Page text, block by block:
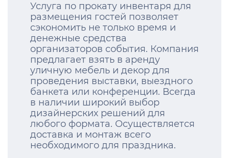
Услуга по прокату инвентаря для
размещения гостей позволяет
сэкономить не только время и
денежные средства
организаторов события. Компания
предлагает взять в аренду
уличную мебель и декор для
проведения выставки, выездного
банкета или конференции. Всегда
в наличии широкий выбор
дизайнерских решений для
любого формата. Осуществляется
доставка и монтаж всего
необходимого для праздника.